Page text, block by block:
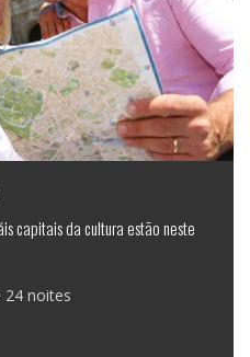
capitais da cultura estão neste
24 noites